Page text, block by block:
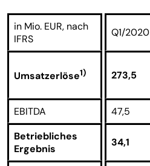
in Mio. EUR, nach
IFRS
Q1/2020
Umsatzerlöse1) 273,5
EBITDA 47,5
Betriebliches
Ergebnis
34,1